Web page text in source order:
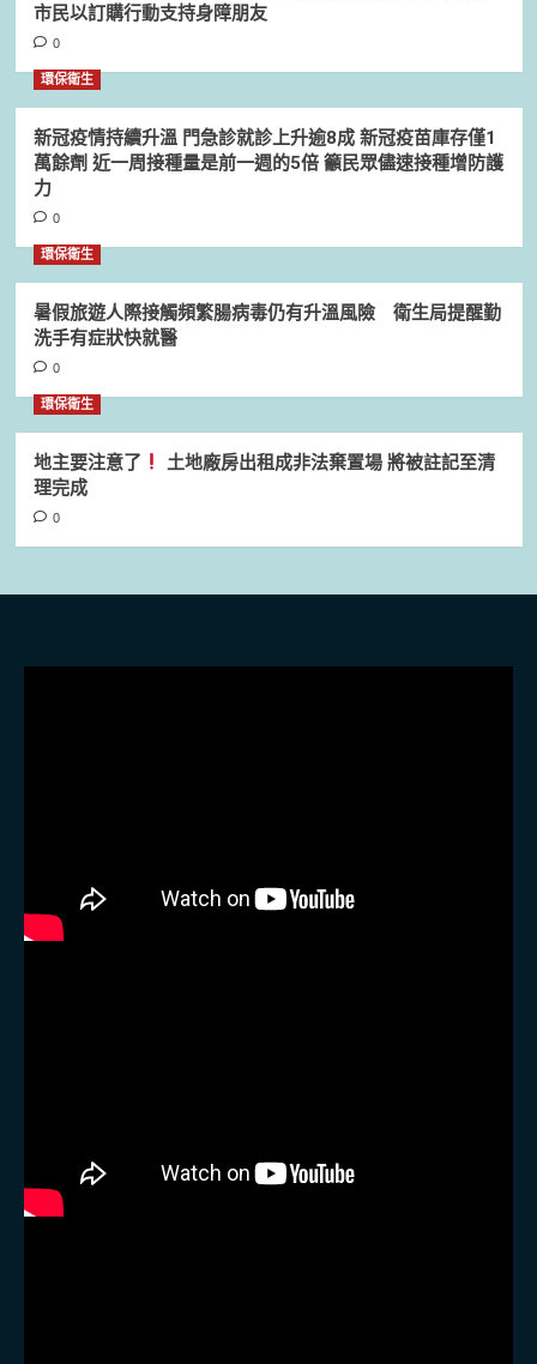
市民以訂購行動支持身障朋友
0
環保衛生
新冠疫情持續升溫 門急診就診上升逾8成 新冠疫苗庫存僅1
萬餘劑 近一周接種量是前一週的5倍 籲民眾儘速接種增防護
力
0
環保衛生
暑假旅遊人際接觸頻繁腸病毒仍有升溫風險 衛生局提醒勤
洗手有症狀快就醫
0
環保衛生
地主要注意了
土地廠房出租成非法棄置場 將被註記至清
理完成
0